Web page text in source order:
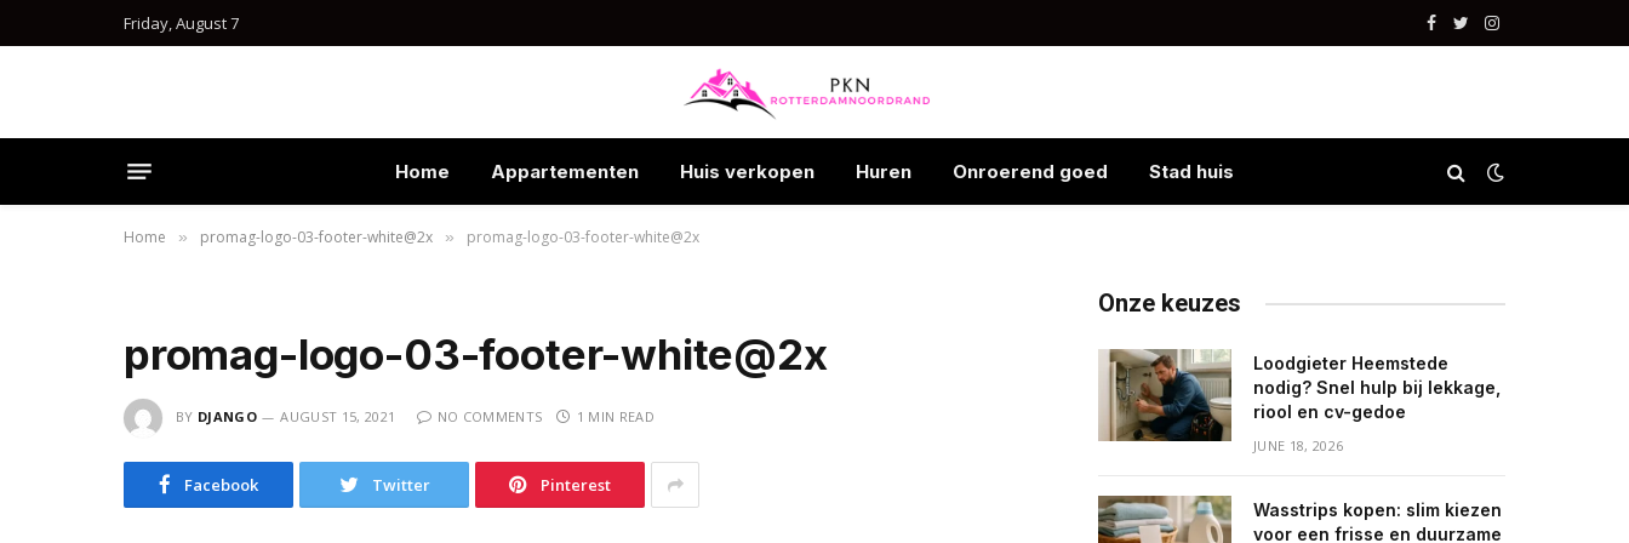
Friday, August 7 Facebook
TwitterInstagram
Home Appartementen Huis verkopen Huren Onroerend goed Stad huis
Home » promag-logo-03-footer-white@2x » promag-logo-03-footer-white@2x
promag-logo-03-footer-white@2x
BY DJANGO AUGUST 15, 2021 NO COMMENTS 1 MIN READ
Facebook Twitter Pinterest
Onze keuzes
Loodgieter Heemstede
nodig? Snel hulp bij lekkage,
riool en cv-gedoe
JUNE 18, 2026
Wasstrips kopen: slim kiezen
voor een frisse en duurzame